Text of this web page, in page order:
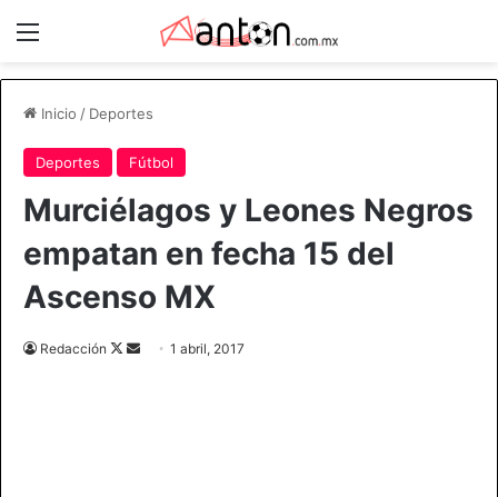
Inicio / Deportes
Deportes Fútbol
Murciélagos y Leones Negros
empatan en fecha 15 del
Ascenso MX
Redacción
F
1 abril, 2017